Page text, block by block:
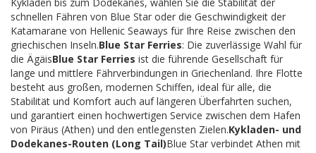
schnellen Fähren von Blue Star oder die Geschwindigkeit der
Katamarane von Hellenic Seaways für Ihre Reise zwischen den
griechischen Inseln.Blue Star Ferries: Die zuverlässige Wahl für
die ÄgäisBlue Star Ferries ist die führende Gesellschaft für
lange und mittlere Fährverbindungen in Griechenland. Ihre Flotte
besteht aus großen, modernen Schiffen, ideal für alle, die
Stabilität und Komfort auch auf längeren Überfahrten suchen,
und garantiert einen hochwertigen Service zwischen dem Hafen
von Piräus (Athen) und den entlegensten Zielen.Kykladen- und
Dodekanes-Routen (Long Tail)Blue Star verbindet Athen mit